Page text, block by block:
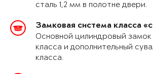
сталь 1,2 мм в полотне двери.
Замковая система класса
Основной цилиндровый
класса и дополнительный
класса.